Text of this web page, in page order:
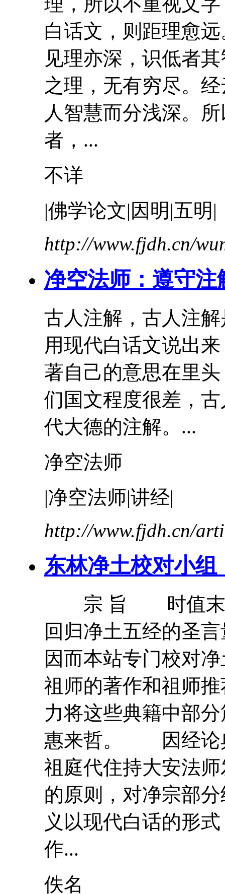
白话文 ，则距理愈
见理亦深，识低者
之理，无有穷尽。
人智慧而分浅深。
者，...
不详
|佛学论文|因明|五明|
http://www.fjdh.cn/
净空法师：遵守注
古人注解，古人注
用现代白话文说出
著自己的意思在里
们国文程度很差，
代大德的注解。...
净空法师
|净空法师|讲经|
http://www.fjdh.cn/
东林净土校对小
宗 旨 时值末法
回归净土五经的圣
因而本站专门校对
祖师的著作和祖师
力将这些典籍中部
惠来哲。 因经论
祖庭代住持大安法
的原则，对净宗部
义以现代白话的形
作...
佚名